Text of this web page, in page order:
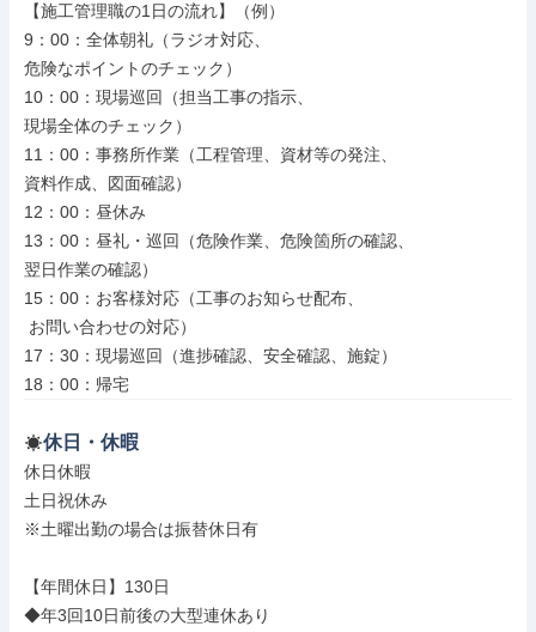
【施工管理職の1日の流れ】（例）
9：00：全体朝礼（ラジオ対応、
危険なポイントのチェック）
10：00：現場巡回（担当工事の指示、
現場全体のチェック）
11：00：事務所作業（工程管理、資材等の発注、
資料作成、図面確認）
12：00：昼休み
13：00：昼礼・巡回（危険作業、危険箇所の確認、
翌日作業の確認）
15：00：お客様対応（工事のお知らせ配布、
17：30：現場巡回（進捗確認、安全確認、施錠）
18：00：帰宅
休日・休暇
休日休暇
土日祝休み
※土曜出勤の場合は振替休日有
【年間休日】130日
◆年3回10日前後の大型連休あり